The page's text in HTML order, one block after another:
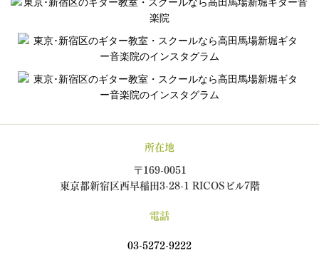
所在地
〒169-0051
東京都新宿区西早稲田3-28-1 RICOSビル7階
電話
03-5272-9222